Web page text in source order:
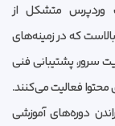
وردپرس متشکل از
که در زمینه‌های
سرور، پشتیبانی فنی
فعالیت می‌کنند.
دوره‌های آموزشی